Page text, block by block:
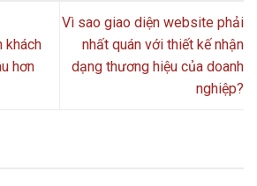
khách
hơn
Vì sao giao diện website phải
nhất quán với thiết kế nhận
dạng thương hiệu của doanh
nghiệp?